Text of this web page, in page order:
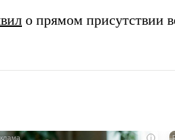
о прямом присутствии
i